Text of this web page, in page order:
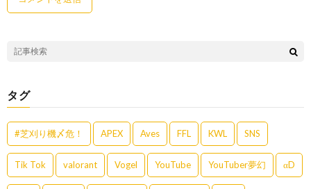
タグ
#芝刈り機〆危！ APEX Aves FFL KWL SNS
Tik Tok valorant Vogel YouTube YouTuber夢幻 αD